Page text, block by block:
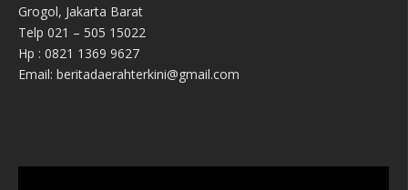
Grogol, Jakarta Barat
Telp 021 – 505 15022
Hp : 0821 1369 9627
Email: beritadaerahterkini@gmail.com